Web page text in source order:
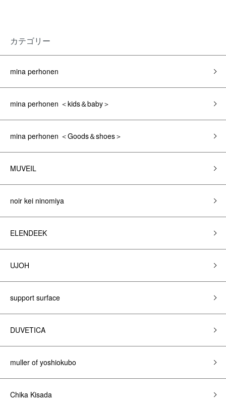
カテゴリー
mina perhonen
mina perhonen ＜kids＆baby＞
mina perhonen ＜Goods＆shoes＞
MUVEIL
noir kei ninomiya
ELENDEEK
UJOH
support surface
DUVETICA
muller of yoshiokubo
Chika Kisada